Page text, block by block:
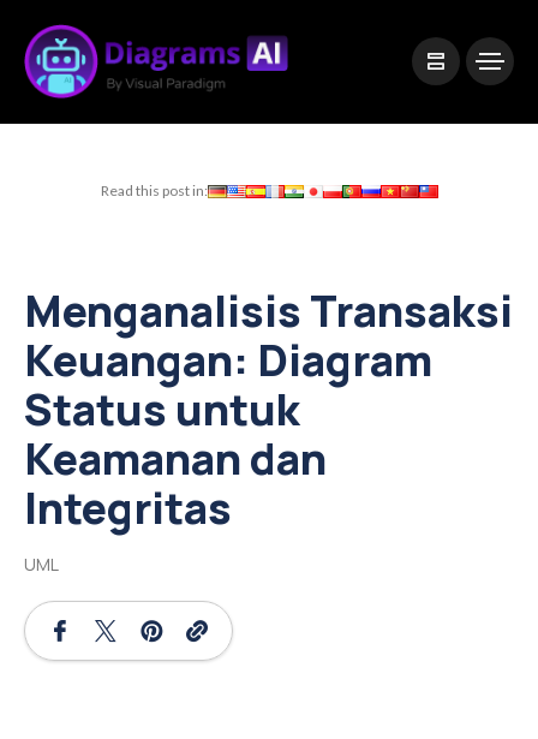
Read this post in:
Menganalisis Transaksi
Keuangan: Diagram
Status untuk
Keamanan dan
Integritas
UML